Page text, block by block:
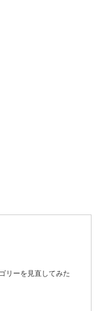
リーを見直してみた